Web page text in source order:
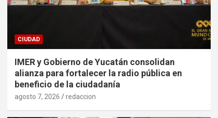
CIUDAD
IMER y Gobierno de Yucatán consolidan
alianza para fortalecer la radio pública en
beneficio de la ciudadanía
agosto 7, 2026 redaccion